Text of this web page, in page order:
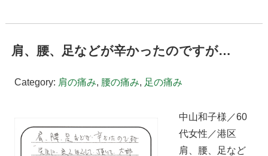
肩、腰、足などが辛かったのですが…
Category: 肩の痛み, 腰の痛み, 足の痛み
中山和子様／60
代女性／港区
肩、腰、足など